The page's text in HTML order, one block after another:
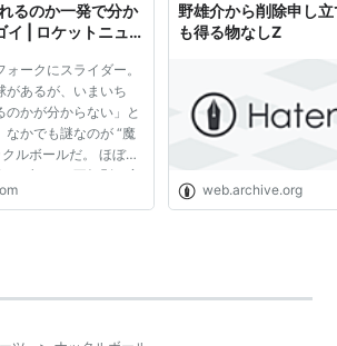
るのか一発で分か
イ | ロケットニュー
ークにスライダー。
があるが、いまいち
のかが分からない」と
なかでも謎なのが “魔
ルボールだ。 ほぼ無
ブレたり不規則に変
それはまるで「氷の
野雄介から削除申し
も得る物なしZ
web.archive.org